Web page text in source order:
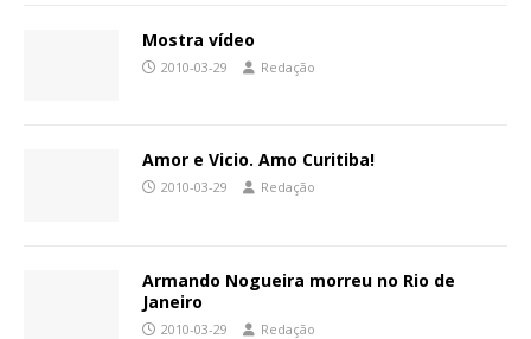
Mostra vídeo
2010-03-29 Redação
Amor e Vicio. Amo Curitiba!
2010-03-29 Redação
Armando Nogueira morreu no Rio de
Janeiro
2010-03-29 Redação